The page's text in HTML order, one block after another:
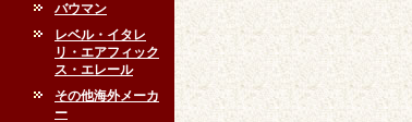
バウマン
レベル・イタレ
リ・エアフィック
ス・エレール
その他海外メーカ
ー